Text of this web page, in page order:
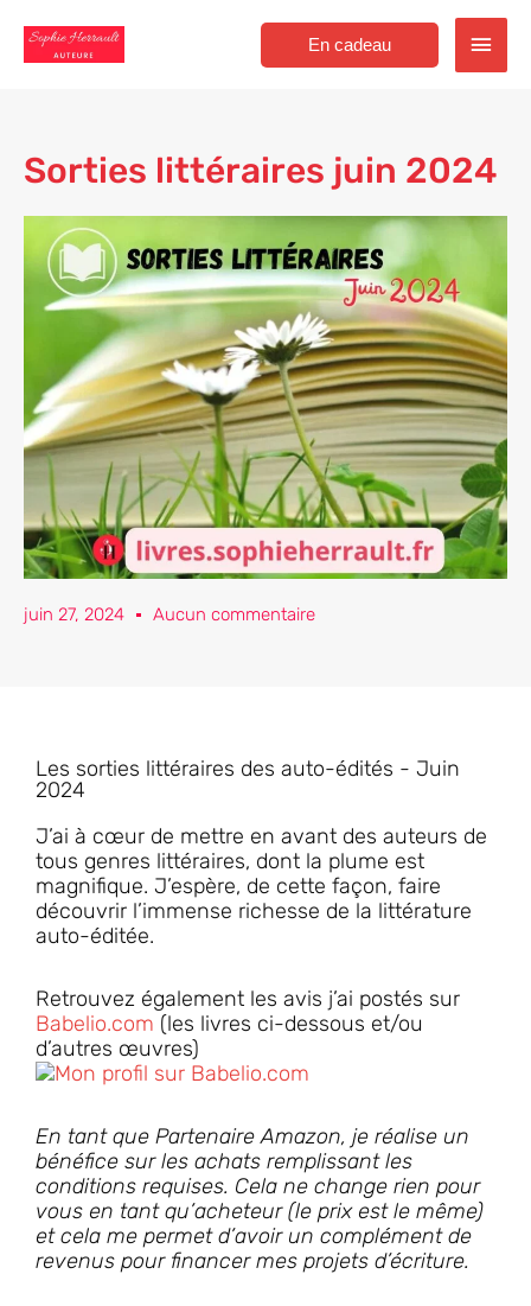
contenu
Menu
En cadeau
Sorties littéraires juin 2024
juin 27, 2024 Aucun commentaire
Les sorties littéraires des auto-édités - Juin
2024
J’ai à cœur de mettre en avant des auteurs de
tous genres littéraires, dont la plume est
magnifique. J’espère, de cette façon, faire
découvrir l’immense richesse de la littérature
auto-éditée.
Retrouvez également les avis j’ai postés sur
Babelio.com (les livres ci-dessous et/ou
d’autres œuvres)
En tant que Partenaire Amazon, je réalise un
bénéfice sur les achats remplissant les
conditions requises. Cela ne change rien pour
vous en tant qu’acheteur (le prix est le même)
et cela me permet d’avoir un complément de
revenus pour financer mes projets d’écriture.